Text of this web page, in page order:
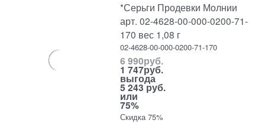
*Серьги Продевки Молнии
арт. 02-4628-00-000-0200-71-
170 вес 1,08 г
02-4628-00-000-0200-71-170
6 990руб.
1 747руб.
выгода
5 243 руб.
или
75%
Скидка 75%